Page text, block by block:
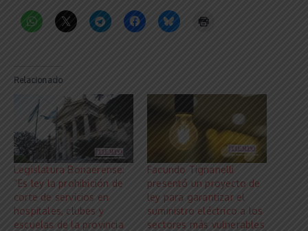
Relacionado
Legislatura Bonaerense:
“Es ley la prohibición de
corte de servicios en
hospitales, clubes y
escuelas de la provincia
Facundo Tignanelli
presentó un proyecto de
ley para garantizar el
suministro eléctrico a los
sectores más vulnerables